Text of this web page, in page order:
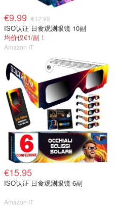
€9.99 €12.99
ISO认证 日食观测眼镜 10副
均价仅€1/副！
Amazon IT
€15.95
ISO认证 日食观测眼镜 6副
Amazon IT